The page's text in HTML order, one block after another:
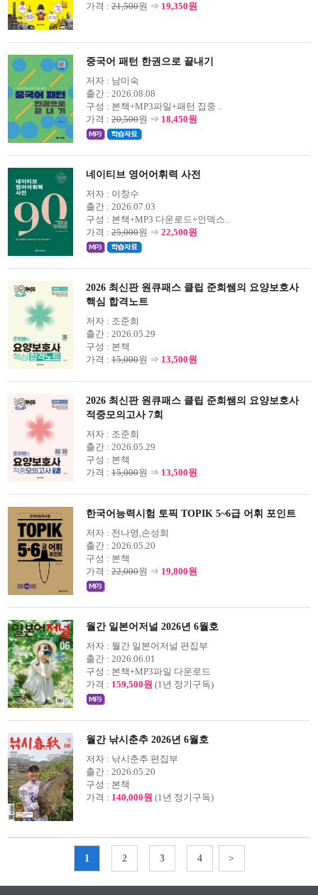
가격 : 21,500원 ⇒ 19,350원
중국어 패턴 한권으로 끝내기
저자 : 남미숙
출간 : 2026.08.08
구성 : 본책+MP3파일+패턴 집중 ..
가격 : 20,500원 ⇒ 18,450원
네이티브 영어어휘력 사전
저자 : 이창수
출간 : 2026.07.03
구성 : 본책+MP3 다운로드+인덱스..
가격 : 25,000원 ⇒ 22,500원
2026 최신판 원큐패스 클립 준희쌤의 요양보호사
핵심 합격노트
저자 : 조준희
출간 : 2026.05.29
구성 : 본책
가격 : 15,000원 ⇒ 13,500원
2026 최신판 원큐패스 클립 준희쌤의 요양보호사
적중모의고사 7회
저자 : 조준희
출간 : 2026.05.29
구성 : 본책
가격 : 15,000원 ⇒ 13,500원
한국어능력시험 토픽 TOPIK 5~6급 어휘 포인트
저자 : 전나영,손성희
출간 : 2026.05.20
구성 : 본책
가격 : 22,000원 ⇒ 19,800원
월간 일본어저널 2026년 6월호
저자 : 월간 일본어저널 편집부
출간 : 2026.06.01
구성 : 본책+MP3파일 다운로드
가격 : 159,500원 (1년 정기구독)
월간 낚시춘추 2026년 6월호
저자 : 낚시춘추 편집부
출간 : 2026.05.20
구성 : 본책
가격 : 140,000원 (1년 정기구독)
1 2 3 4 >